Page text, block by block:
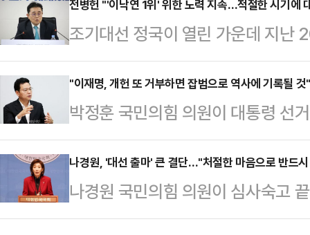
지난 4일 헌법재판소가 만장일치
윤 전 대통령은 취임 전에 머물던
갈 계획…
기고 있다"고 일갈했다.안철수 의
표의 영상 대선 출마 선언을 정조준
정한 표현은 헌정 절차에 따른 대통
하고, 국민 전체의 판단을 자신만의
을 정치적으로 독점하려는 시도는
비판했다.또 "극심한 …
전병헌 "'이낙연 1위' 위한 노력 지속…적절한 시기에
조기대선 정국이 열린 가운데 지난
이재명 전 대표와 경쟁했던 이낙연
치권의 관심이 쏠리고 있다.새민주
고 있지만, 아직 이 고문의 출마에
민주당은 "이 고문이 명실상부한 2
력은 부단하게 지속될 것"이라는
대표는 10일 오후 서울 여의도 중
어 "우선 이재명 가짜…
"이재명, 개헌 또 거부하면 잡범으로 역사에 기록될
박정훈 국민의힘 의원이 대통령 선
는 내용을 담은 국민투표법 개정안
표를 향해 "개헌을 회피하지 말라"
기자회견을 열어 재외국민의 참정
능하게 하는 '국민투표법 개정안'을
나경원, '대선 출마' 큰 결단…"처절한 마음으로 반드
나경원 국민의힘 의원이 심사숙고
나경원 의원은 오는 11일 오후 2시